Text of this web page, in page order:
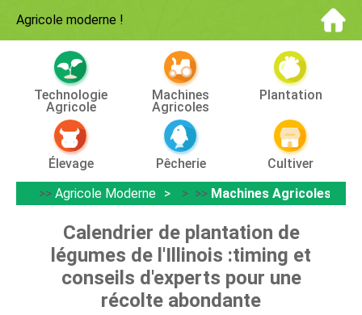
Agricole moderne !
Technologie
Agricole
Machines
Agricoles
Plantation
Élevage Pêcherie
Cultiver
>> Agricole Moderne > >> Machines Agricoles
Calendrier de plantation de
légumes de l'Illinois :timing et
conseils d'experts pour une
récolte abondante